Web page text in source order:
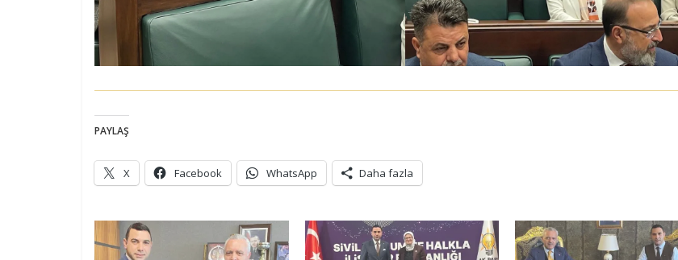
PAYLAŞ
X Facebook WhatsApp Daha fazla